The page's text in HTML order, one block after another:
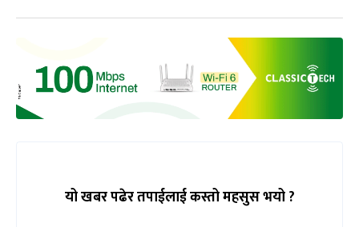
यो खबर पढेर तपाईलाई कस्तो महसुस भयो ?